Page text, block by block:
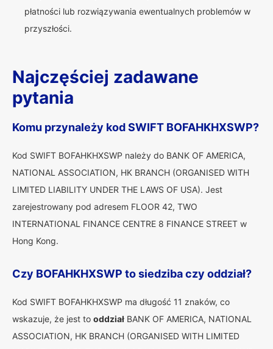
płatności lub rozwiązywania ewentualnych problemów w
przyszłości.
Najczęściej zadawane
pytania
Komu przynależy kod SWIFT BOFAHKHXSWP?
Kod SWIFT BOFAHKHXSWP należy do BANK OF AMERICA,
NATIONAL ASSOCIATION, HK BRANCH (ORGANISED WITH
LIMITED LIABILITY UNDER THE LAWS OF USA). Jest
zarejestrowany pod adresem FLOOR 42, TWO
INTERNATIONAL FINANCE CENTRE 8 FINANCE STREET w
Hong Kong.
Czy BOFAHKHXSWP to siedziba czy oddział?
Kod SWIFT BOFAHKHXSWP ma długość 11 znaków, co
wskazuje, że jest to oddział BANK OF AMERICA, NATIONAL
ASSOCIATION, HK BRANCH (ORGANISED WITH LIMITED